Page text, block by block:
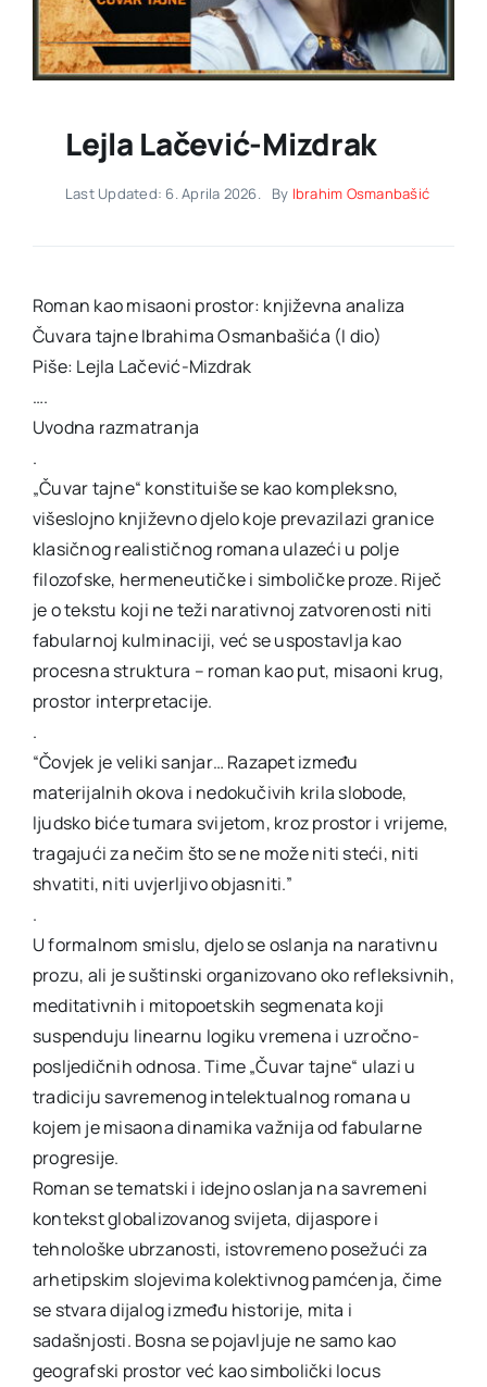
Lejla Lačević-Mizdrak
Last Updated: 6. Aprila 2026. By Ibrahim Osmanbašić
Roman kao misaoni prostor: književna analiza
Čuvara tajne Ibrahima Osmanbašića (I dio)
Piše: Lejla Lačević-Mizdrak
….
Uvodna razmatranja
.
„Čuvar tajne“ konstituiše se kao kompleksno,
višeslojno književno djelo koje prevazilazi granice
klasičnog realističnog romana ulazeći u polje
filozofske, hermeneutičke i simboličke proze. Riječ
je o tekstu koji ne teži narativnoj zatvorenosti niti
fabularnoj kulminaciji, već se uspostavlja kao
procesna struktura – roman kao put, misaoni krug,
prostor interpretacije.
.
“Čovjek je veliki sanjar… Razapet između
materijalnih okova i nedokučivih krila slobode,
ljudsko biće tumara svijetom, kroz prostor i vrijeme,
tragajući za nečim što se ne može niti steći, niti
shvatiti, niti uvjerljivo objasniti.”
.
U formalnom smislu, djelo se oslanja na narativnu
prozu, ali je suštinski organizovano oko refleksivnih,
meditativnih i mitopoetskih segmenata koji
suspenduju linearnu logiku vremena i uzročno-
posljedičnih odnosa. Time „Čuvar tajne“ ulazi u
tradiciju savremenog intelektualnog romana u
kojem je misaona dinamika važnija od fabularne
progresije.
Roman se tematski i idejno oslanja na savremeni
kontekst globalizovanog svijeta, dijaspore i
tehnološke ubrzanosti, istovremeno posežući za
arhetipskim slojevima kolektivnog pamćenja, čime
se stvara dijalog između historije, mita i
sadašnjosti. Bosna se pojavljuje ne samo kao
geografski prostor već kao simbolički locus